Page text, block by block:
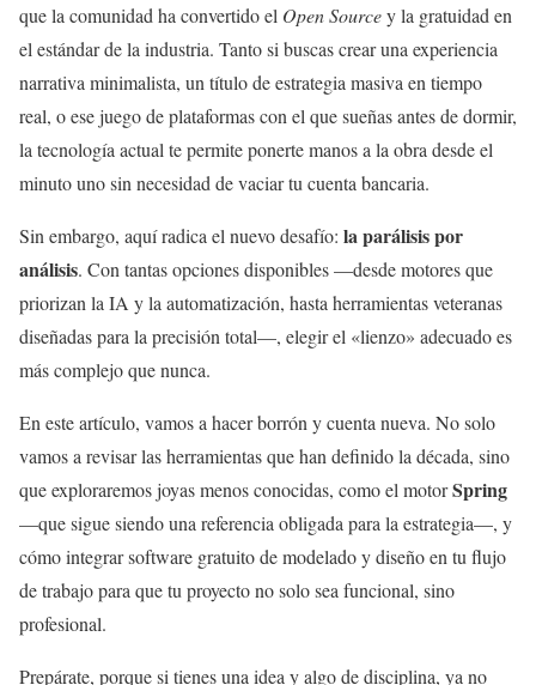
que la comunidad ha convertido el Open Sourcey la gratuidad en
el estándar de la industria. Tanto si buscas crear una experiencia
narrativa minimalista, un título de estrategia masiva en tiempo
real, o ese juego de plataformas con el que sueñas antes de dormir,
la tecnología actual te permite ponerte manos a la obra desde el
minuto uno sin necesidad de vaciar tu cuenta bancaria.
Sin embargo, aquí radica el nuevo desafío: la parálisis por
análisis. Con tantas opciones disponibles —desde motores que
priorizan la IA y la automatización, hasta herramientas veteranas
diseñadas para la precisión total—, elegir el «lienzo» adecuado es
más complejo que nunca.
En este artículo, vamos a hacer borrón y cuenta nueva. No solo
vamos a revisar las herramientas que han definido la década, sino
que exploraremos joyas menos conocidas, como el motorSpring
—que sigue siendo una referencia obligada para la estrategia—, y
cómo integrar software gratuito de modelado y diseño en tu flujo
de trabajo para que tu proyecto no solo sea funcional, sino
profesional.
Prepárate, porque si tienes una idea y algo de disciplina, ya no